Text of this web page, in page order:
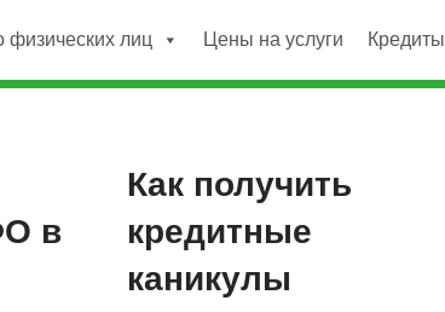
физических лиц Цены на услуги Кредиты
в
Как получить
кредитные
каникулы